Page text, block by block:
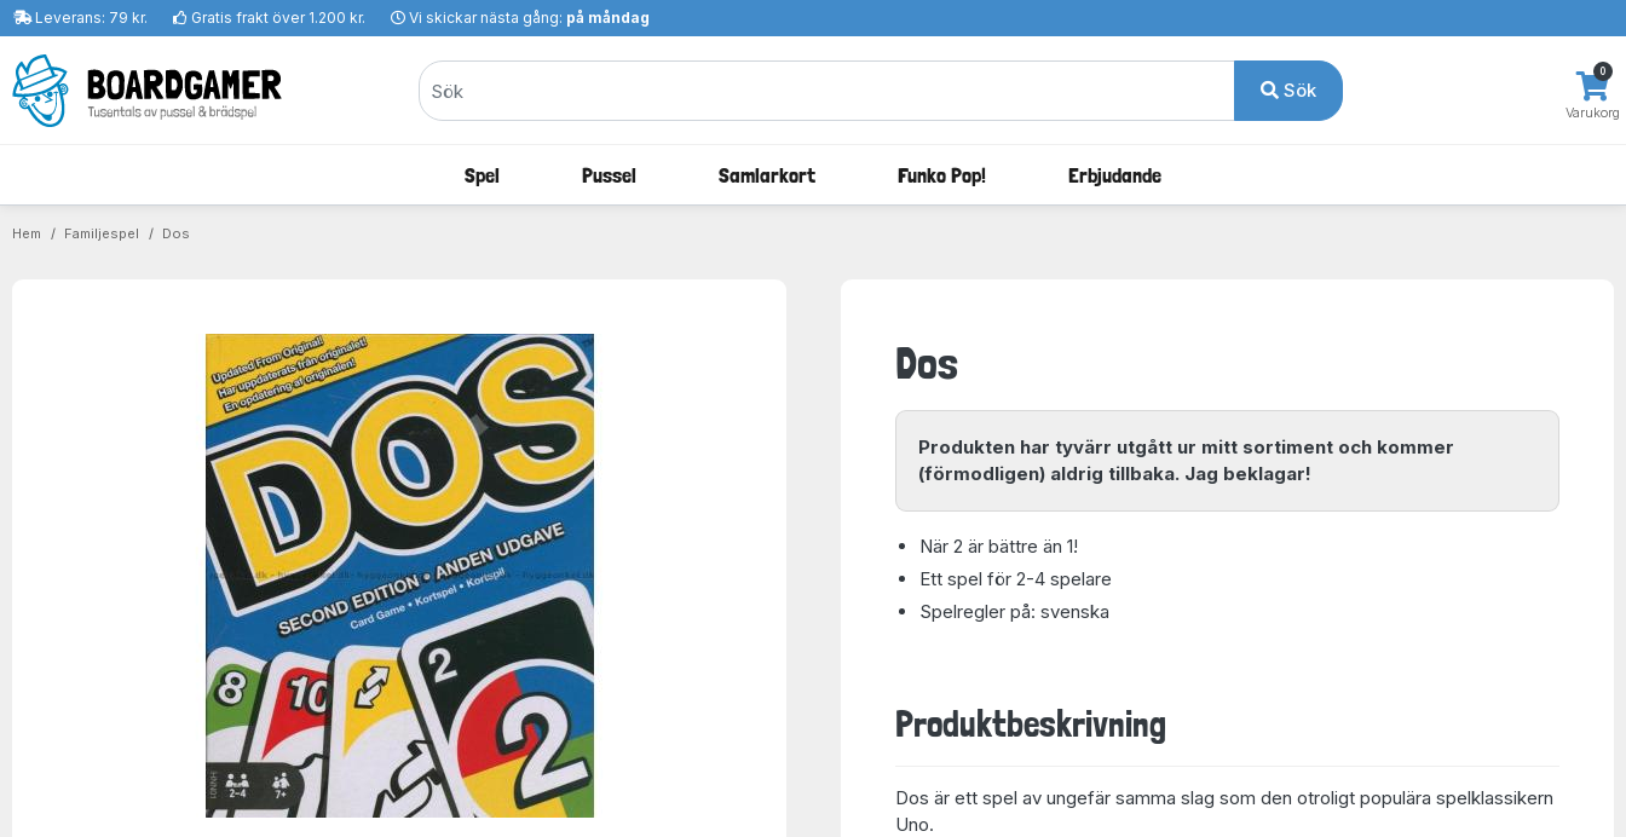
Leverans: 79 kr. Gratis frakt över 1.200 kr. Vi skickar nästa gång: på måndag
Sök
Varukorg
0
Spel Pussel Samlarkort Funko Pop! Erbjudande
Hem Familjespel Dos
Dos
Produkten har tyvärr utgått ur mitt sortiment och kommer
(förmodligen) aldrig tillbaka. Jag beklagar!
När 2 är bättre än 1!
Ett spel för 2-4 spelare
Spelregler på: svenska
Produktbeskrivning
Dos är ett spel av ungefär samma slag som den otroligt populära spelklassikern
Uno.